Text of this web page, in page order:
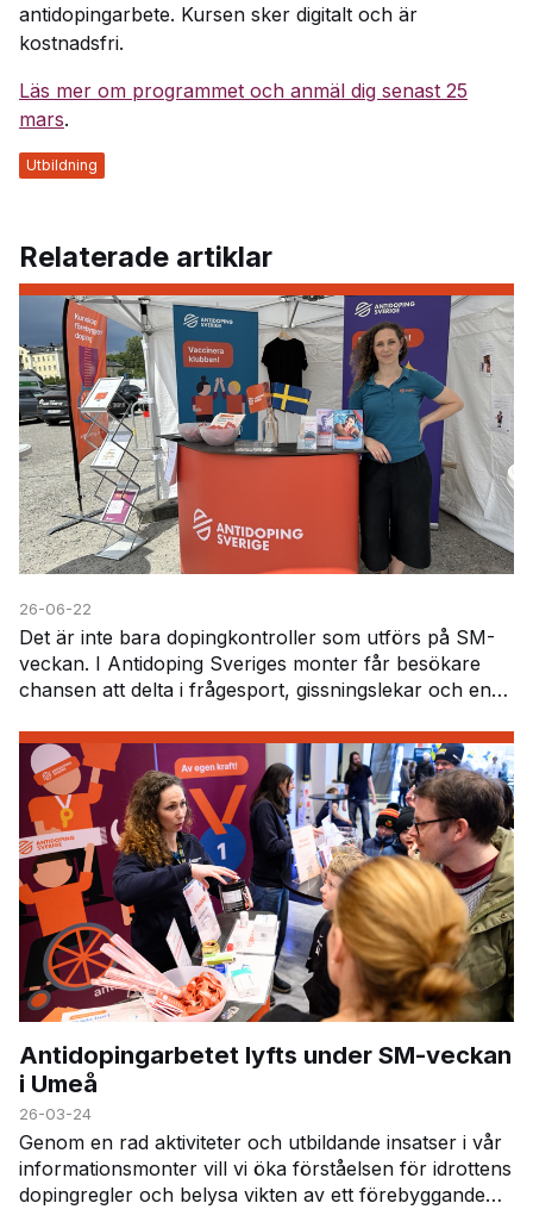
antidopingarbete. Kursen sker digitalt och är
kostnadsfri.
Läs mer om programmet och anmäl dig senast 25
mars.
Utbildning
Relaterade artiklar
26-06-22
Det är inte bara dopingkontroller som utförs på SM-
veckan. I Antidoping Sveriges monter får besökare
chansen att delta i frågesport, gissningslekar och en
Antidopingarbetet lyfts under SM-veckan
i Umeå
26-03-24
Genom en rad aktiviteter och utbildande insatser i vår
informationsmonter vill vi öka förståelsen för idrottens
dopingregler och belysa vikten av ett förebyggande